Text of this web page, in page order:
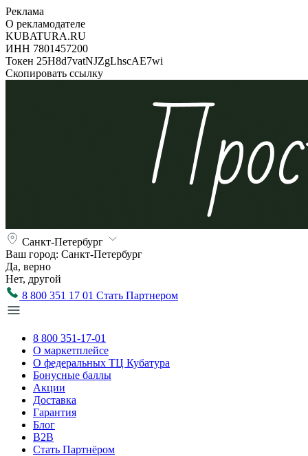
Реклама
О рекламодателе
KUBATURA.RU
ИНН 7801457200
Токен 25H8d7vatNJZgLhscAE7wi
Скопировать ссылку
Санкт-Петербург
Ваш город: Санкт-Петербург
Да, верно
Нет, другой
8 800 351 17 01 Стать Партнером
8 800 351-17-01
О маркетплейсе
О федеральных ТЦ Кубатура
Бонусные баллы
Акции
Доставка
Гарантия
Блог
B2B
Стать Партнёром